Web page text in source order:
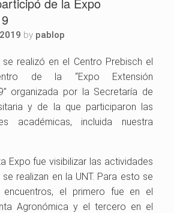
by pablop
realizó en el Centro Prebisch el
de la “Expo Extensión
organizada por la Secretaría de
y de la que participaron las
académicas, incluida nuestra
Expo fue visibilizar las actividades
realizan en la UNT. Para esto se
encuentros, el primero fue en el
Agronómica y el tercero en el